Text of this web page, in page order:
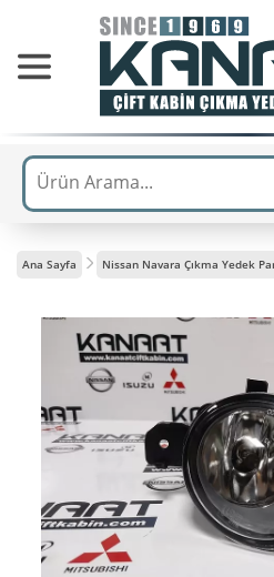
Ana Sayfa Nissan Navara Çıkma Yedek